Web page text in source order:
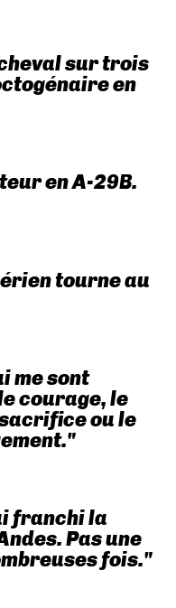
sur trois
en
en A-29B.
tourne au
me sont
courage, le
ou le
franchi la
Pas une
fois."